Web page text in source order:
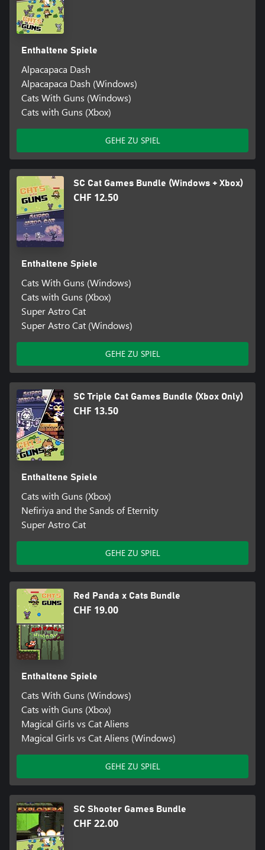
Enthaltene Spiele
Alpacapaca Dash
Alpacapaca Dash (Windows)
Cats With Guns (Windows)
Cats with Guns (Xbox)
GEHE ZU SPIEL
SC Cat Games Bundle (Windows + Xbox)
CHF 12.50
Enthaltene Spiele
Cats With Guns (Windows)
Cats with Guns (Xbox)
Super Astro Cat
Super Astro Cat (Windows)
GEHE ZU SPIEL
SC Triple Cat Games Bundle (Xbox Only)
CHF 13.50
Enthaltene Spiele
Cats with Guns (Xbox)
Nefiriya and the Sands of Eternity
Super Astro Cat
GEHE ZU SPIEL
Red Panda x Cats Bundle
CHF 19.00
Enthaltene Spiele
Cats With Guns (Windows)
Cats with Guns (Xbox)
Magical Girls vs Cat Aliens
Magical Girls vs Cat Aliens (Windows)
GEHE ZU SPIEL
SC Shooter Games Bundle
CHF 22.00